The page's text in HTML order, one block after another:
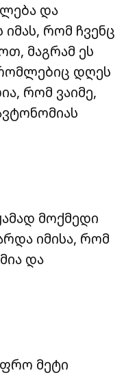
და
რომ ჩვენც
მაგრამ ეს
დღეს
რომ ვაიმე,
მოქმედი
იმისა, რომ
და
მეტი